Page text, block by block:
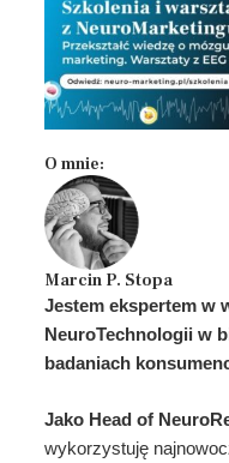
O mnie:
Marcin P. Stopa
Jestem ekspertem w
NeuroTechnologii w
badaniach
Jako Head of
wykorzystuję